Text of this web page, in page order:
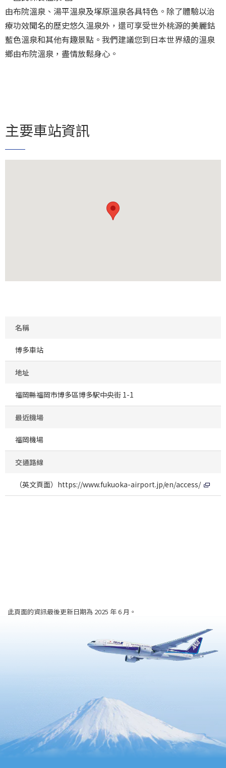
由布院溫泉、湯平溫泉及塚原溫泉各具特色。除了體驗以治
療功效聞名的歷史悠久溫泉外，還可享受世外桃源的美麗鈷
藍色溫泉和其他有趣景點。我們建議您到日本世界級的溫泉
鄉由布院溫泉，盡情放鬆身心。
主要車站資訊
名稱
博多車站
地址
福岡縣福岡市博多區博多駅中央街 1-1
最近機場
福岡機場
交通路線
（英文頁面） https://www.fukuoka-airport.jp/en/access/
此頁面的資訊最後更新日期為 2025 年 6 月。